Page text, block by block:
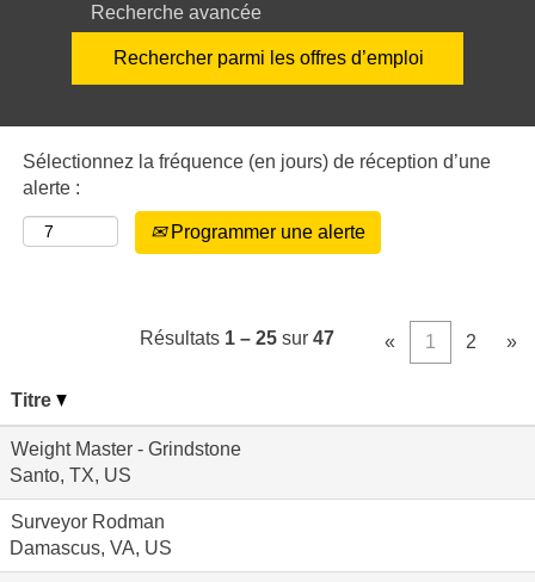
Recherche avancée
Sélectionnez la fréquence (en jours) de réception d’une
alerte :
Programmer une alerte
Résultats 1 – 25 sur 47 « 1 2 »
Titre
Weight Master - Grindstone
Santo, TX, US
Surveyor Rodman
Damascus, VA, US